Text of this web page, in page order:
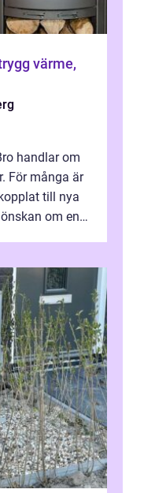
handlar om
För många är
till nya
om en